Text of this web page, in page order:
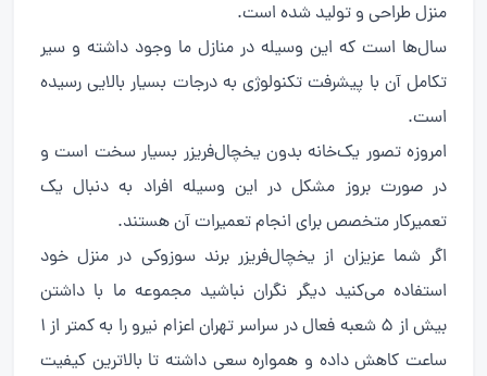
منزل طراحی و تولید شده است.
سال‌ها است که این وسیله در منازل ما وجود داشته و سیر
تکامل آن با پیشرفت تکنولوژی به درجات بسیار بالایی رسیده
است.
امروزه تصور یک‌خانه بدون یخچال‌فریزر بسیار سخت است و
در صورت بروز مشکل در این وسیله افراد به دنبال یک
تعمیرکار متخصص برای انجام تعمیرات آن هستند.
اگر شما عزیزان از یخچال‌فریزر برند سوزوکی در منزل خود
استفاده می‌کنید دیگر نگران نباشید مجموعه ما با داشتن
بیش از 5 شعبه فعال در سراسر تهران اعزام نیرو را به کمتر از 1
ساعت کاهش داده و همواره سعی داشته تا بالاترین کیفیت